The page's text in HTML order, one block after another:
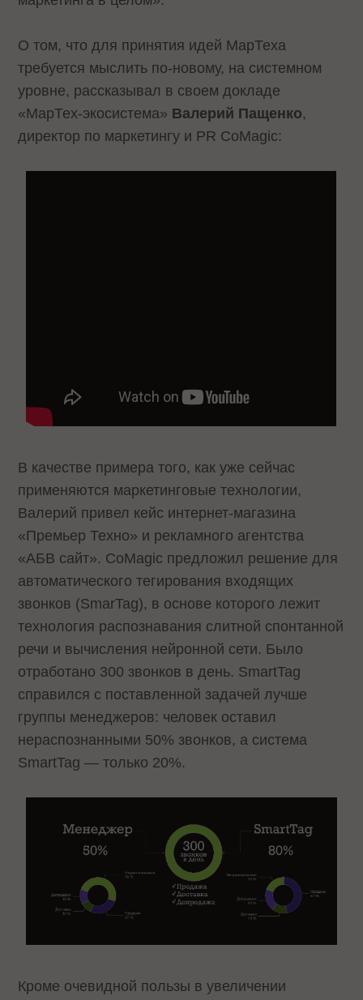
О том, что для принятия идей МарТеха
требуется мыслить по-новому, на системном
уровне, рассказывал в своем докладе
«МарТех-экосистема» Валерий Пащенко,
директор по маркетингу и PR CoMagic:
В качестве примера того, как уже сейчас
применяются маркетинговые технологии,
Валерий привел кейс интернет-магазина
«Премьер Техно» и рекламного агентства
«АБВ сайт». CoMagic предложил решение для
автоматического тегирования входящих
звонков (SmarTag), в основе которого лежит
технология распознавания слитной спонтанной
речи и вычисления нейронной сети. Было
отработано 300 звонков в день. SmartTag
справился с поставленной задачей лучше
группы менеджеров: человек оставил
нераспознанными 50% звонков, а система
SmartTag — только 20%.
Кроме очевидной пользы в увеличении